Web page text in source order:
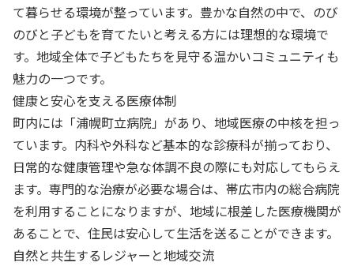
て暮らせる環境が整っています。豊かな自然の中で、のび
のびと子どもを育てたいと考える方には理想的な環境で
す。地域全体で子どもたちを見守る温かいコミュニティも
魅力の一つです。
健康と安心を支える医療体制
町内には「浦幌町立病院」があり、地域医療の中核を担っ
ています。内科や外科など基本的な診療科が揃っており、
日常的な健康管理や急な体調不良の際にも対応してもらえ
ます。専門的な治療が必要な場合は、帯広市内の総合病院
を利用することになりますが、地域に根差した医療機関が
あることで、住民は安心して生活を送ることができます。
自然と共生するレジャーと地域交流